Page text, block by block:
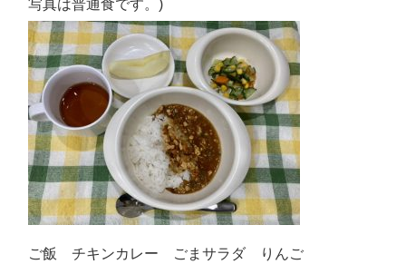
写真は普通食です。)
ご飯 チキンカレー ごまサラダ りんご